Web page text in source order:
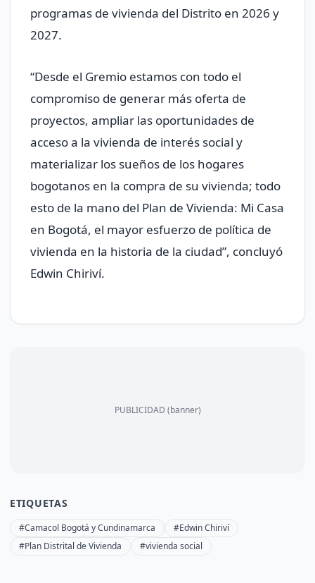
programas de vivienda del Distrito en 2026 y
2027.
“Desde el Gremio estamos con todo el
compromiso de generar más oferta de
proyectos, ampliar las oportunidades de
acceso a la vivienda de interés social y
materializar los sueños de los hogares
bogotanos en la compra de su vivienda; todo
esto de la mano del Plan de Vivienda: Mi Casa
en Bogotá, el mayor esfuerzo de política de
vivienda en la historia de la ciudad”, concluyó
Edwin Chiriví.
PUBLICIDAD (banner)
ETIQUETAS
#Camacol Bogotá y Cundinamarca
#Edwin Chiriví
#Plan Distrital de Vivienda
#vivienda social